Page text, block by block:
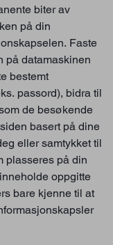
biter av
på din
Faste
på datamaskinen
bestemt
passord), bidra til
de besøkende
basert på dine
eller samtykket til
plasseres på din
oppgitte
bare kjenne til at